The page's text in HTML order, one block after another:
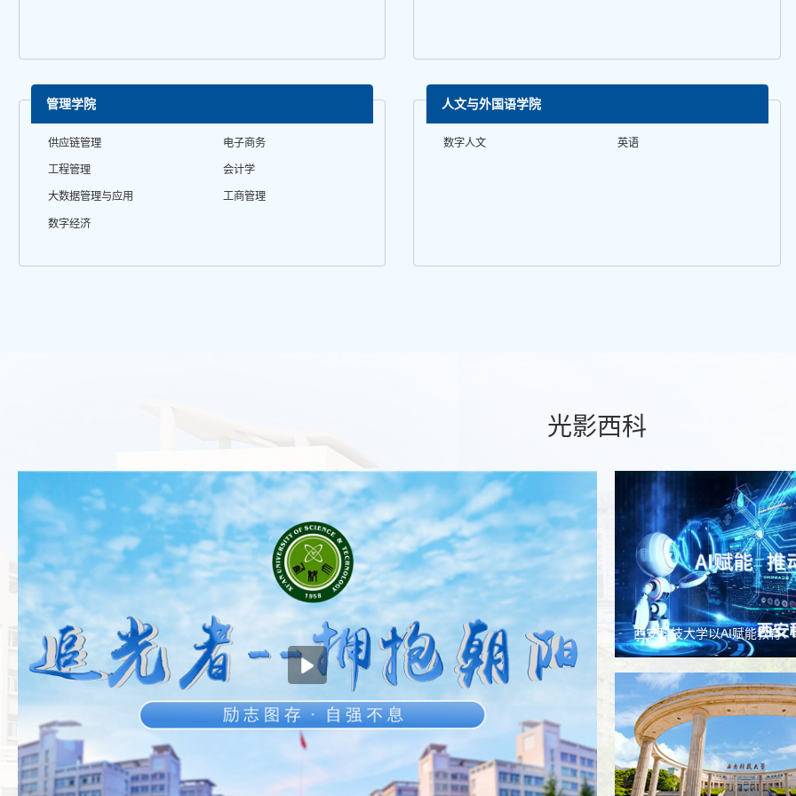
管理学院
供应链管理 电子商务
工程管理 会计学
大数据管理与应用 工商管理
数字经济
人文与外国语学院
数字人文 英语
光影西科
西安科技大学以AI赋能教育
过程，让“教”与“学”全面焕